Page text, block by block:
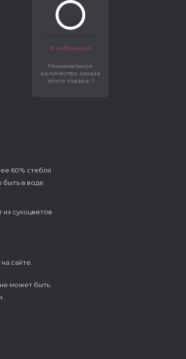
В избранное
Минимальное
количество заказа
этого товара: 1
60% стебля
быть в воде
из сухоцветов
сайте.
может быть